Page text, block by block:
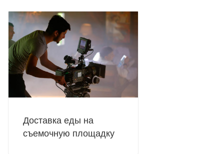
Доставка еды на
съемочную площадку